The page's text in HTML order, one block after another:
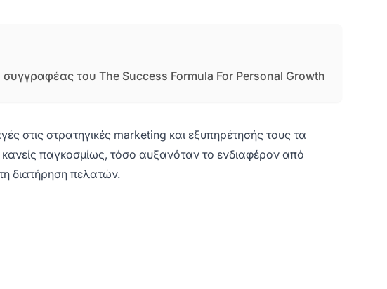
του The Success Formula For Personal Growth
στις στρατηγικές marketing και εξυπηρέτησής τους τα
κανείς παγκοσμίως, τόσο αυξανόταν το ενδιαφέρον από
τη διατήρηση πελατών.